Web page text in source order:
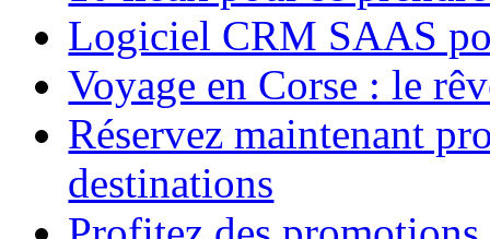
Logiciel CRM SAAS
Voyage en Corse : le
Réservez maintenant
destinations